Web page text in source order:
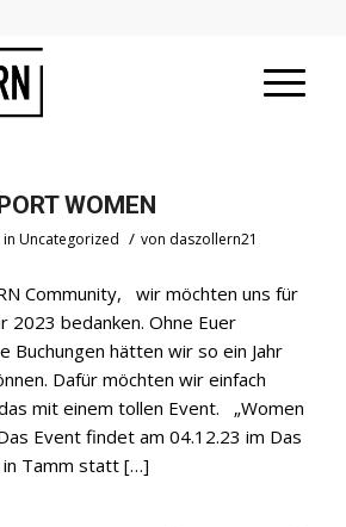
WOMEN
in Uncategorized / von daszollern21
Community, wir möchten uns für
2023 bedanken. Ohne Euer
Buchungen hätten wir so ein Jahr
Dafür möchten wir einfach
mit einem tollen Event. „Women
Event findet am 04.12.23 im Das
Tamm statt […]